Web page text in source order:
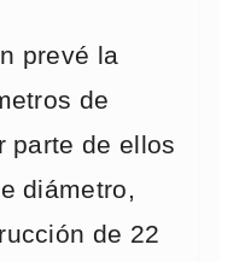
prevé la
de
parte de ellos
diámetro,
de 22